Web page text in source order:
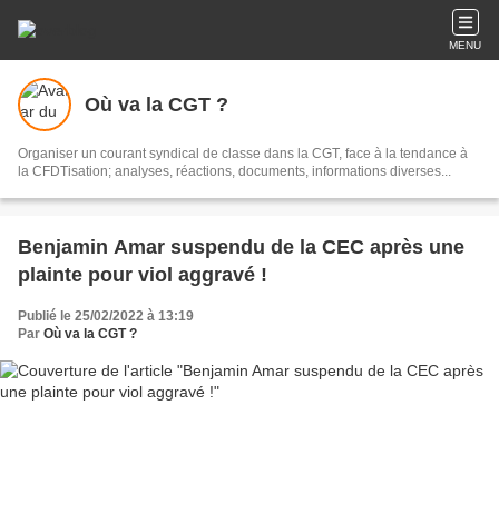
MENU
Où va la CGT ?
Organiser un courant syndical de classe dans la CGT, face à la tendance à
la CFDTisation; analyses, réactions, documents, informations diverses...
Benjamin Amar suspendu de la CEC après une
plainte pour viol aggravé !
Publié le 25/02/2022 à 13:19
Par Où va la CGT ?